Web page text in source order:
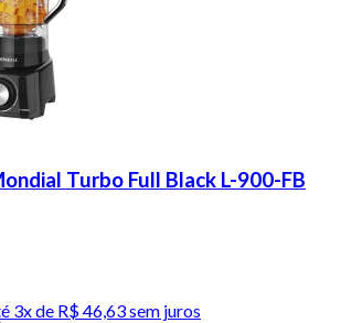
Turbo Full Black L-900-FB
3x de R$ 46,63 sem juros